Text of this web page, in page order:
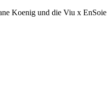
Koenig und die Viu x